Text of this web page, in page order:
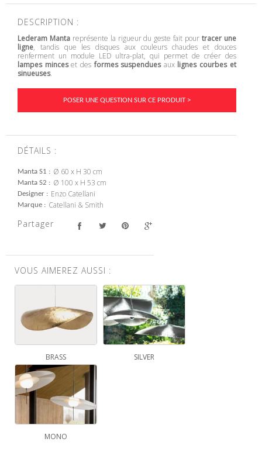
DESCRIPTION :
Lederam Mantareprésente la rigueur du geste fait pour tracer une
ligne, tandis que les disques aux couleurs chaudes et douces
renferment un module LED ultra-plat, qui permet de créer des
lampes minceset desformes suspenduesaux lignes courbes et
sinueuses.
POSER UNE QUESTION SUR CE PRODUIT >
DÉTAILS :
Manta S1 Ø 60 x H 30 cm
Manta S2 Ø 100 x H 53 cm
Designer Enzo Catellani
Marque Catellani & Smith
Partager
VOUS AIMEREZ AUSSI :
BRASS SILVER
MONO